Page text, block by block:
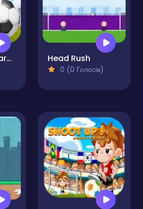
Penalty Kick Target Head Rush
0 (0 Голосів)